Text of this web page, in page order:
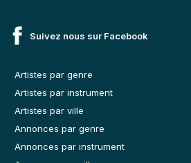
Suivez nous sur Facebook
Artistes par genre
Artistes par instrument
Artistes par ville
Annonces par genre
Annonces par instrument